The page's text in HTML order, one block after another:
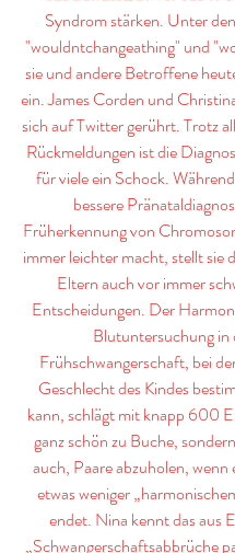
Syndrom stärken. Unter
"wouldntchangeathing" und
sie und andere Betroffene
ein. James Corden und
sich auf Twitter gerührt. Trotz
Rückmeldungen ist die
für viele ein Schock.
bessere
Früherkennung von
immer leichter macht, stellt sie
Eltern auch vor immer
Entscheidungen. Der
Blutuntersuchung in
Frühschwangerschaft, bei
Geschlecht des Kindes
kann, schlägt mit knapp 600
ganz schön zu Buche,
auch, Paare abzuholen, wenn
etwas weniger
endet. Nina kennt das aus
„Schwangerschaftsabbrüche